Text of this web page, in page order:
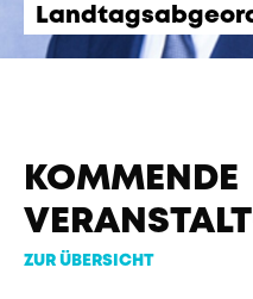
KOMMENDE
ZUR ÜBERSICHT